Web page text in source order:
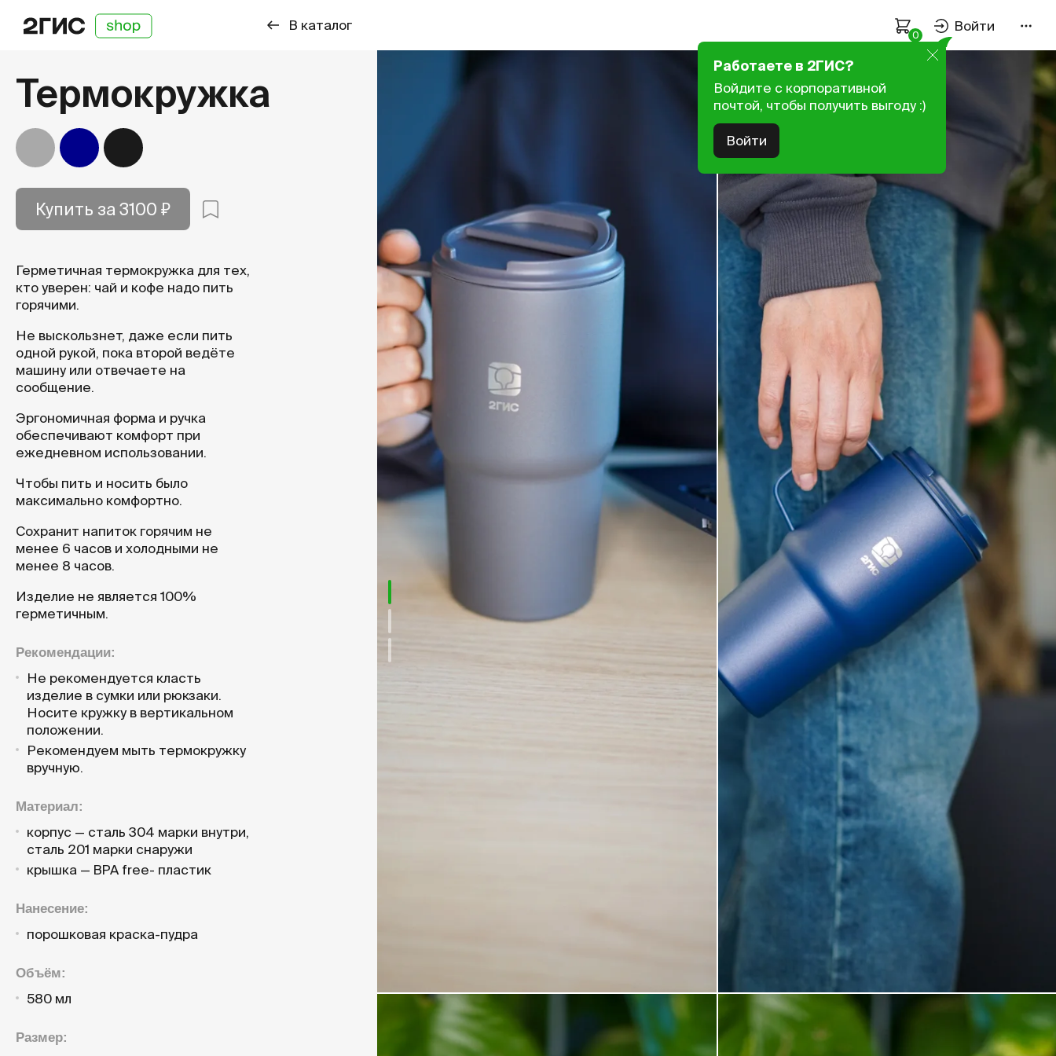
0
Войти
В каталог
Оплата и доставка
Как подобрать размер
Политика конфиденциальности
Пользовательское соглашение
Связаться с нами
Работаем пн–пт —9:00–18:00
Работаете в 2ГИС?
Войдите с корпоративной
почтой, чтобы получить выгоду :)
Войти
Термокружка
Серый Синий
Купить за 3100 ₽
Герметичная термокружка для тех,
кто уверен: чай и кофе надо пить
горячими.
Не выскользнет, даже если пить
одной рукой, пока второй ведёте
машину или отвечаете на
сообщение.
Эргономичная форма и ручка
обеспечивают комфорт при
ежедневном использовании.
Чтобы пить и носить было
максимально комфортно.
Сохранит напиток горячим не
менее 6 часов и холодными не
менее 8 часов.
Изделие не является 100%
герметичным.
Рекомендации:
Не рекомендуется класть
изделие в сумки или рюкзаки.
Носите кружку в вертикальном
положении.
Рекомендуем мыть термокружку
вручную.
Материал:
корпус — сталь 304 марки внутри,
сталь 201 марки снаружи
крышка — BPA free- пластик
Нанесение:
порошковая краска-пудра
Объём:
580 мл
Размер: